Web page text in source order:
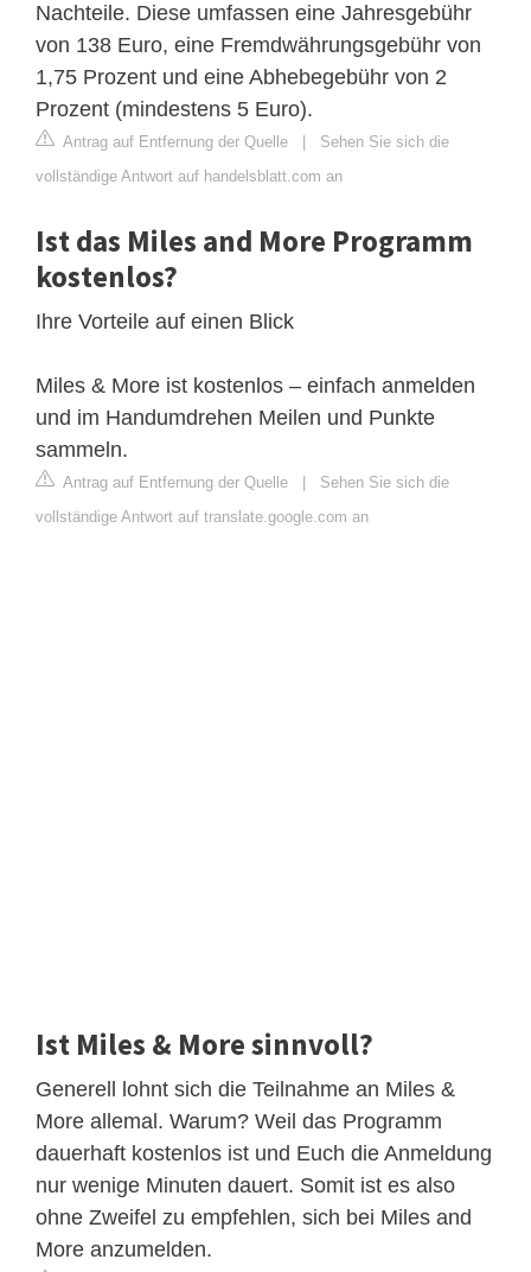
Nachteile. Diese umfassen eine Jahresgebühr
von 138 Euro, eine Fremdwährungsgebühr von
1,75 Prozent und eine Abhebegebühr von 2
Prozent (mindestens 5 Euro).
Antrag auf Entfernung der Quelle
Sehen Sie sich die
vollständige Antwort auf handelsblatt.com an
Ist das Miles and More Programm
kostenlos?
Ihre Vorteile auf einen Blick
Miles & More ist kostenlos – einfach anmelden
und im Handumdrehen Meilen und Punkte
sammeln.
Antrag auf Entfernung der Quelle
Sehen Sie sich die
vollständige Antwort auf translate.google.com an
Ist Miles & More sinnvoll?
Generell lohnt sich die Teilnahme an Miles &
More allemal. Warum? Weil das Programm
dauerhaft kostenlos ist und Euch die Anmeldung
nur wenige Minuten dauert. Somit ist es also
ohne Zweifel zu empfehlen, sich bei Miles and
More anzumelden.